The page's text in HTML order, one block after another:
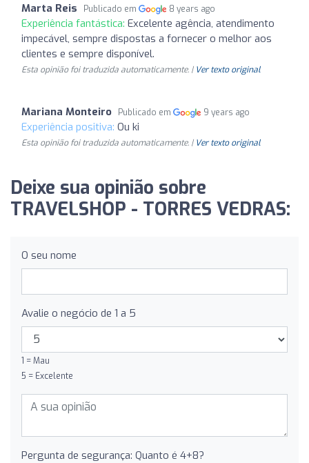
Marta Reis Publicado em 8 years ago
Experiência fantástica: Excelente agência, atendimento
impecável, sempre dispostas a fornecer o melhor aos
clientes e sempre disponível.
Esta opinião foi traduzida automaticamente. | Ver texto original
Mariana Monteiro Publicado em 9 years ago
Experiência positiva: Ou ki
Esta opinião foi traduzida automaticamente. | Ver texto original
Deixe sua opinião sobre
TRAVELSHOP - TORRES VEDRAS:
O seu nome
Avalie o negócio de 1 a 5
1 = Mau
5 = Excelente
Pergunta de segurança: Quanto é 4+8?